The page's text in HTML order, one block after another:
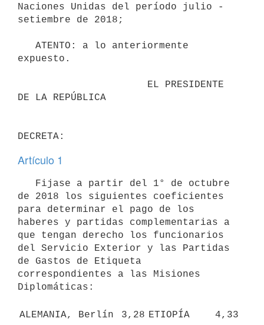
Naciones Unidas del período julio -
setiembre de 2018;
expuesto.
DE LA REPÚBLICA
Artículo 1
de 2018 los siguientes coeficientes
para determinar el pago de los
haberes y partidas complementarias a
que tengan derecho los funcionarios
del Servicio Exterior y las Partidas
de Gastos de Etiqueta
correspondientes a las Misiones
Diplomáticas:
ALEMANIA, Berlín 3,28 ETIOPÍA
4,33